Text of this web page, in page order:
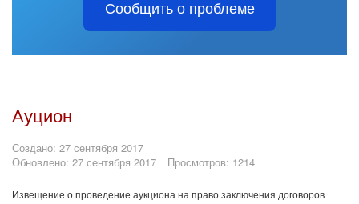
Сообщить о проблеме
Ауцион
Создано: 27 сентября 2017
Обновлено: 27 сентября 2017
Просмотров: 1214
Извещение о проведение аукциона на право заключения договоров